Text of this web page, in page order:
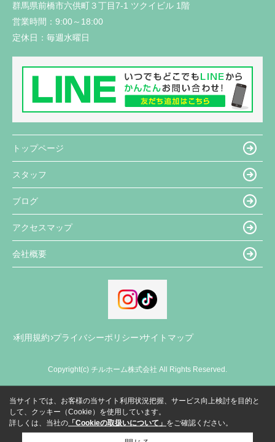
群馬県前橋市六供町３丁目7-1 ツクイビル 1階
営業時間： 9:00～18:00
定休日： 毎週水曜日
トップページ
スタッフ
ブログ
アクセスマップ
会社概要
利用規約 プライバシーポリシー サイトマップ
Copyright(c) チルホーム株式会社 All Rights Reserved.
当サイトでは、お客様の当サイト利用状況把握、サービス向上検討を目的と
して、クッキー（Cookie）を使用しています。
詳しくは、当社の 「Cookieの取扱いについて」 をご確認ください。